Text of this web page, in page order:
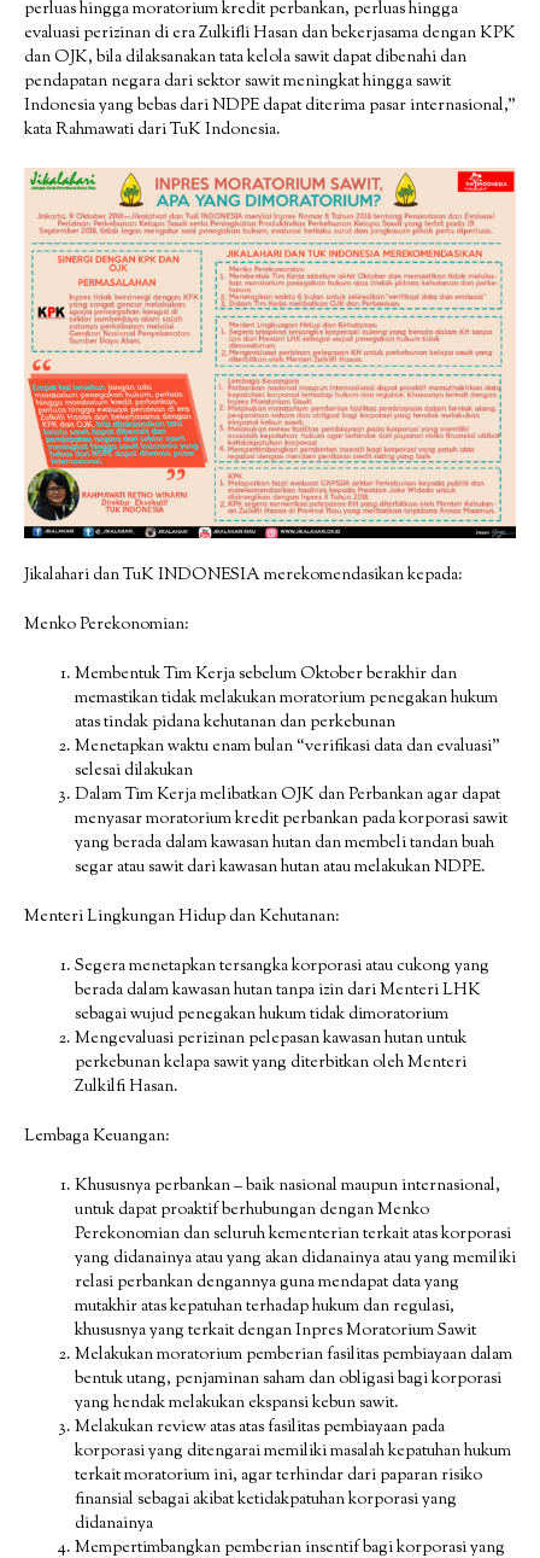
perluas hingga moratorium kredit perbankan, perluas hingga
evaluasi perizinan di era Zulkifli Hasan dan bekerjasama dengan KPK
dan OJK, bila dilaksanakan tata kelola sawit dapat dibenahi dan
pendapatan negara dari sektor sawit meningkat hingga sawit
Indonesia yang bebas dari NDPE dapat diterima pasar internasional,”
kata Rahmawati dari TuK Indonesia.
Jikalahari dan TuK INDONESIA merekomendasikan kepada:
Menko Perekonomian:
Membentuk Tim Kerja sebelum Oktober berakhir dan
memastikan tidak melakukan moratorium penegakan hukum
atas tindak pidana kehutanan dan perkebunan
Menetapkan waktu enam bulan “verifikasi data dan evaluasi”
selesai dilakukan
Dalam Tim Kerja melibatkan OJK dan Perbankan agar dapat
menyasar moratorium kredit perbankan pada korporasi sawit
yang berada dalam kawasan hutan dan membeli tandan buah
segar atau sawit dari kawasan hutan atau melakukan NDPE.
Menteri Lingkungan Hidup dan Kehutanan:
Segera menetapkan tersangka korporasi atau cukong yang
berada dalam kawasan hutan tanpa izin dari Menteri LHK
sebagai wujud penegakan hukum tidak dimoratorium
Mengevaluasi perizinan pelepasan kawasan hutan untuk
perkebunan kelapa sawit yang diterbitkan oleh Menteri
Zulkilfi Hasan.
Lembaga Keuangan:
Khususnya perbankan – baik nasional maupun internasional,
untuk dapat proaktif berhubungan dengan Menko
Perekonomian dan seluruh kementerian terkait atas korporasi
yang didanainya atau yang akan didanainya atau yang memiliki
relasi perbankan dengannya guna mendapat data yang
mutakhir atas kepatuhan terhadap hukum dan regulasi,
khususnya yang terkait dengan Inpres Moratorium Sawit
Melakukan moratorium pemberian fasilitas pembiayaan dalam
bentuk utang, penjaminan saham dan obligasi bagi korporasi
yang hendak melakukan ekspansi kebun sawit.
Melakukan review atas atas fasilitas pembiayaan pada
korporasi yang ditengarai memiliki masalah kepatuhan hukum
terkait moratorium ini, agar terhindar dari paparan risiko
finansial sebagai akibat ketidakpatuhan korporasi yang
didanainya
Mempertimbangkan pemberian insentif bagi korporasi yang